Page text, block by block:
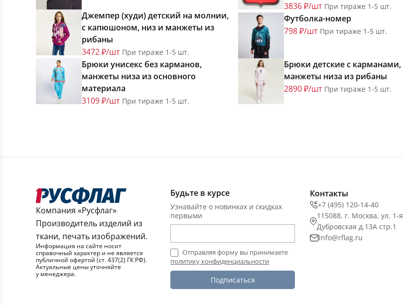
Джемпер (худи) детский на молнии,
с капюшоном, низ и манжеты из
рибаны
3472 ₽/шт При тираже 1-5 шт.
Брюки унисекс без карманов,
манжеты низа из основного
материала
3109 ₽/шт При тираже 1-5 шт.
3836 ₽/шт При тираже 1-5 шт.
Футболка-номер
798 ₽/шт При тираже 1-5 шт.
Брюки детские с карманами,
манжеты низа из рибаны
2890 ₽/шт При тираже 1-5 шт.
Компания «Русфлаг»
Производитель изделий из
ткани, печать изображений.
Информация на сайте носит
справочный характер и не является
публичной офертой (ст. 437(2) ГК РФ).
Актуальные цены уточняйте
у менеджера.
Будьте в курсе
Узнавайте о новинках и скидках
первыми
Отправляя форму вы принимаете
политику конфиденциальности
Подписаться
Контакты
+7 (495) 120-14-40
115088, г. Москва, ул. 1-я
Дубровская д.13А стр.1
info@rflag.ru